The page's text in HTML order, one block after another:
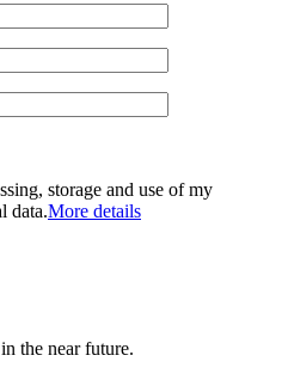
storage and use of my
data.More details
the near future.